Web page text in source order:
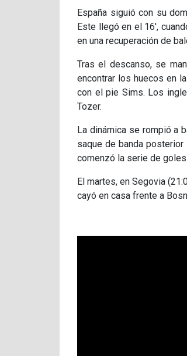
España siguió con su
Este llegó en el 16',
en una recuperación de
Tras el descanso, se
encontrar los huecos en
con el pie Sims. Los
Tozer.
La dinámica se rompió a
saque de banda
comenzó la serie de
El martes, en Segovia
cayó en casa frente a